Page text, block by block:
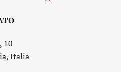
10
Italia